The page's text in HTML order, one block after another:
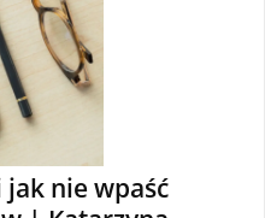
jak nie wpaść